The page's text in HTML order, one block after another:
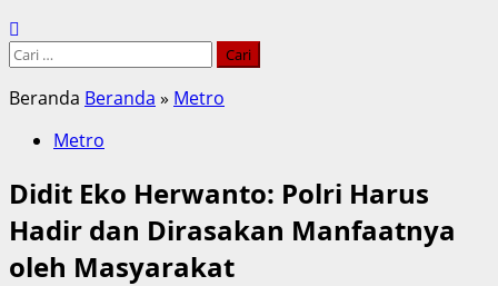
Cari
Beranda Beranda » Metro
Metro
Didit Eko Herwanto: Polri Harus
Hadir dan Dirasakan Manfaatnya
oleh Masyarakat